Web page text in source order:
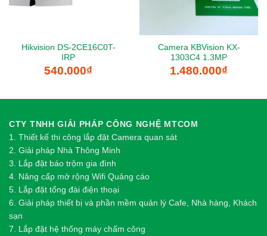
Hikvision DS-2CE16C0T-
IRP
540.000₫
Camera KBVision KX-
1303C4 1.3MP
1.480.000₫
CTY TNHH GIẢI PHÁP CÔNG NGHỆ MTCOM
1. Thiết kế thi công lắp đặt Camera quan sát
2. Giải pháp Nhà Thông Minh
3. Lắp đặt báo trộm gia đình
4. Nâng cấp mở rộng Wifi Quảng cáo
5. Lắp đặt tổng đài điện thoại
6. Giải pháp thiết bị và phần mềm quản lý Cafe, Nhà hàng, Khách
sạn
7. Lắp đặt hệ thống máy chấm công